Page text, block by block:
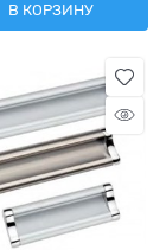
В КОРЗИНУ